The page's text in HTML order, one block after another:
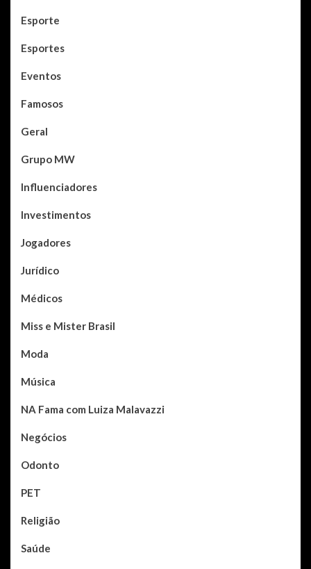
Esporte
Esportes
Eventos
Famosos
Geral
Grupo MW
Influenciadores
Investimentos
Jogadores
Jurídico
Médicos
Miss e Mister Brasil
Moda
Música
NA Fama com Luiza Malavazzi
Negócios
Odonto
PET
Religião
Saúde